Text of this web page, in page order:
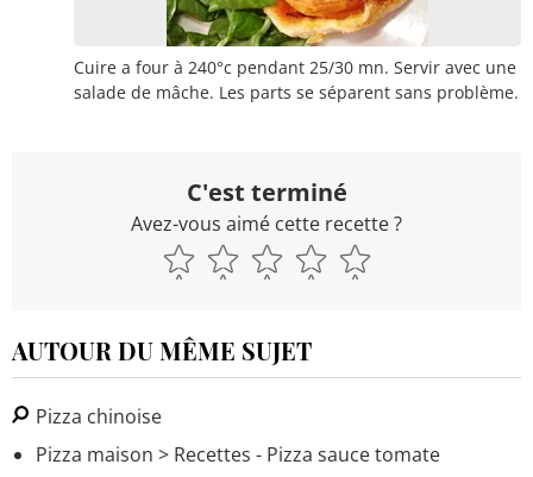
Cuire a four à 240°c pendant 25/30 mn. Servir avec une
salade de mâche. Les parts se séparent sans problème.
C'est terminé
Avez-vous aimé cette recette ?
AUTOUR DU MÊME SUJET
Pizza chinoise
Pizza maison > Recettes - Pizza sauce tomate